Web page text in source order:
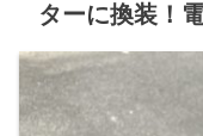
ターに換装！